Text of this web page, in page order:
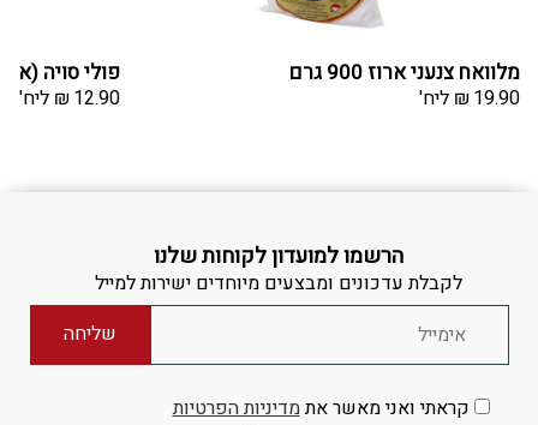
מלוואח צנעני ארוז 900 גרם
₪ 19.90 ליח'
פולי סויה
₪ 12.90 ליח'
הרשמו למועדון לקוחות שלנו
לקבלת עדכונים ומבצעים מיוחדים ישירות למייל
קראתי ואני מאשר אתמדיניות הפרטיות